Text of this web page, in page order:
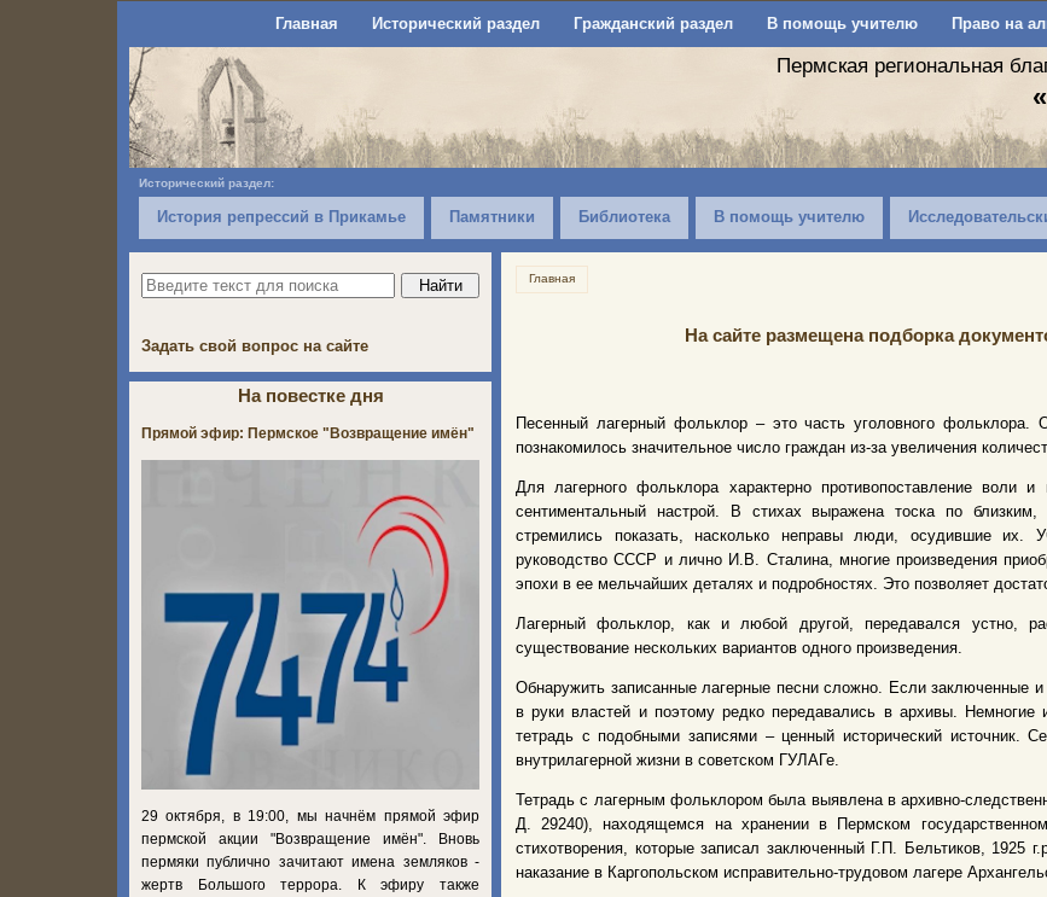
Главная Исторический раздел Гражданский раздел В помощь учителю Право на
Пермская региональная
Исторический раздел:
История репрессий в Прикамье Памятники Библиотека В помощь учителю
Главная
На сайте размещена подборка
Песенный лагерный фольклор – это часть уголовного
познакомилось значительное число граждан из-за увеличения
Для лагерного фольклора характерно противопоставление воли
сентиментальный настрой. В стихах выражена тоска по
стремились показать, насколько неправы люди, осудившие
руководство СССР и лично И.В. Сталина, многие произведения
эпохи в ее мельчайших деталях и подробностях. Это позволяет
Лагерный фольклор, как и любой другой, передавался устно,
существование нескольких вариантов одного произведения.
Обнаружить записанные лагерные песни сложно. Если заключенные
в руки властей и поэтому редко передавались в архивы.
тетрадь с подобными записями – ценный исторический источник.
внутрилагерной жизни в советском ГУЛАГе.
Тетрадь с лагерным фольклором была выявлена в архивно-
Д. 29240), находящемся на хранении в Пермском
стихотворения, которые записал заключенный Г.П. Бельтиков, 1925
наказание в Каргопольском исправительно-трудовом лагере
Задать свой вопрос на сайте
На повестке дня
Прямой эфир: Пермское "Возвращение имён"
29 октября, в 19:00, мы начнём прямой эфир
пермской акции "Возвращение имён". Вновь
пермяки публично зачитают имена земляков -
жертв Большого террора. К эфиру также